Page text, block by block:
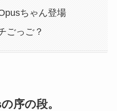
ちゃん登場
ごっご？
序の段。